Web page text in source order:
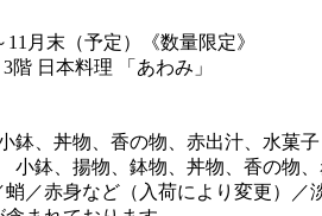
月末（予定）《数量限定》
日本料理 「あわみ」
鉢、丼物、香の物、赤出汁、水菓子
小鉢、揚物、鉢物、丼物、香の物
／赤身など（入荷により変更）